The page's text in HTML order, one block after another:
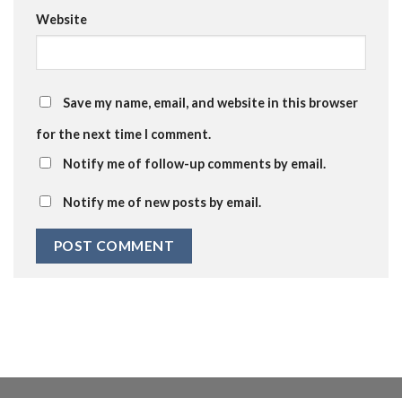
Website
Save my name, email, and website in this browser
for the next time I comment.
Notify me of follow-up comments by email.
Notify me of new posts by email.